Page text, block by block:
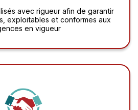
avec rigueur afin de garantir
exploitables et conformes aux
en vigueur